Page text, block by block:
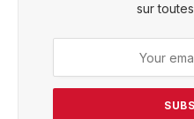
sur